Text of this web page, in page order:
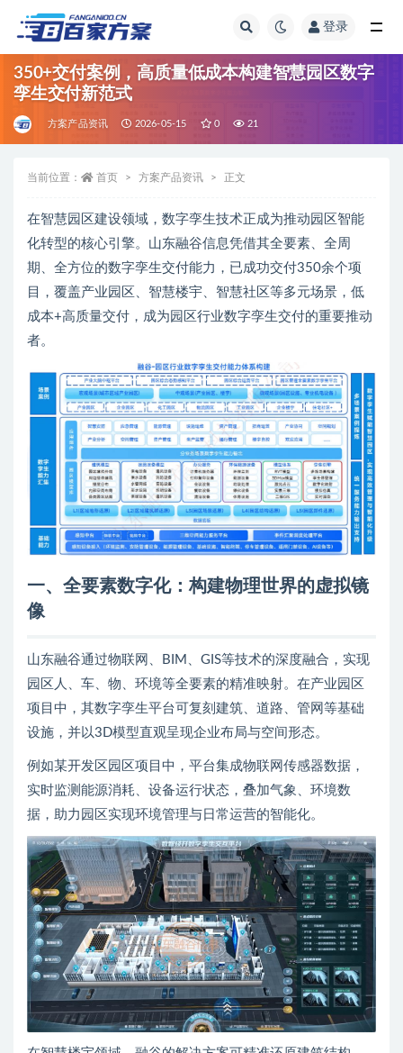
登录
350+交付案例，高质量低成本构建智慧园区数字
孪生交付新范式
方案产品资讯 2026-05-15 0 21
当前位置： 首页 方案产品资讯 正文
在智慧园区建设领域，数字孪生技术正成为推动园区智能
化转型的核心引擎。山东融谷信息凭借其全要素、全周
期、全方位的数字孪生交付能力，已成功交付350余个项
目，覆盖产业园区、智慧楼宇、智慧社区等多元场景，低
成本+高质量交付，成为园区行业数字孪生交付的重要推动
者。
一、全要素数字化：构建物理世界的虚拟镜
像
山东融谷通过物联网、BIM、GIS等技术的深度融合，实现
园区人、车、物、环境等全要素的精准映射。在产业园区
项目中，其数字孪生平台可复刻建筑、道路、管网等基础
设施，并以3D模型直观呈现企业布局与空间形态。
例如某开发区园区项目中，平台集成物联网传感器数据，
实时监测能源消耗、设备运行状态，叠加气象、环境数
据，助力园区实现环境管理与日常运营的智能化。